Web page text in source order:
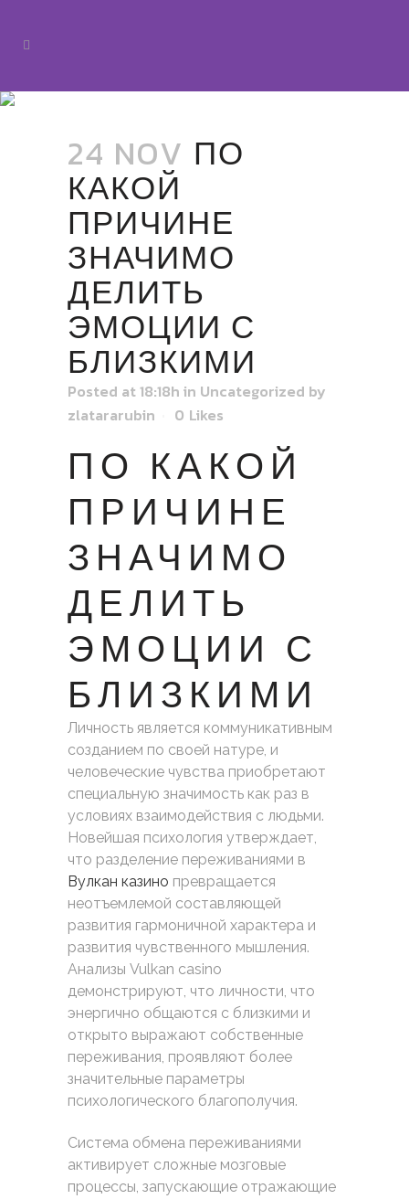
24 NOV ПО
КАКОЙ
ПРИЧИНЕ
ЗНАЧИМО
ДЕЛИТЬ
ЭМОЦИИ С
БЛИЗКИМИ
Posted at 18:18h in Uncategorized by
zlatararubin
0 Likes
ПО КАКОЙ
ПРИЧИНЕ
ЗНАЧИМО
ДЕЛИТЬ
ЭМОЦИИ С
БЛИЗКИМИ
Личность является коммуникативным
созданием по своей натуре, и
человеческие чувства приобретают
специальную значимость как раз в
условиях взаимодействия с людьми.
Новейшая психология утверждает,
что разделение переживаниями в
Вулкан казино превращается
неотъемлемой составляющей
развития гармоничной характера и
развития чувственного мышления.
Анализы Vulkan casino
демонстрируют, что личности, что
энергично общаются с близкими и
открыто выражают собственные
переживания, проявляют более
значительные параметры
психологического благополучия.
Система обмена переживаниями
активирует сложные мозговые
процессы, запускающие отражающие